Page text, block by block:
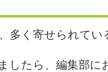
多く寄せられてい
したら、編集部